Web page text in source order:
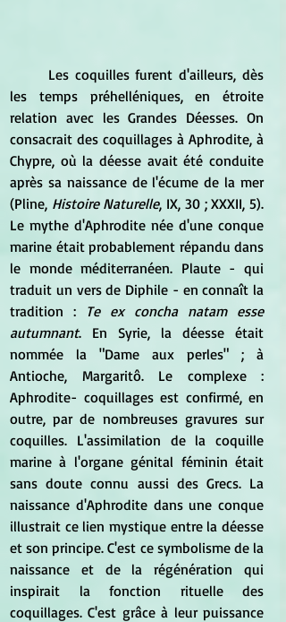
les temps préhelléniques, en étroite
relation avec les Grandes Déesses. On
consacrait des coquillages à Aphrodite, à
Chypre, où la déesse avait été conduite
après sa naissance de l'écume de la mer
(Pline, Histoire Naturelle, IX, 30 ; XXXII, 5).
Le mythe d'Aphrodite née d'une conque
marine était probablement répandu dans
le monde méditerranéen. Plaute - qui
traduit un vers de Diphile - en connaît la
tradition : Te ex concha natam esse
autumnant. En Syrie, la déesse était
nommée la "Dame aux perles" ; à
Antioche, Margaritô. Le complexe :
Aphrodite- coquillages est confirmé, en
outre, par de nombreuses gravures sur
coquilles. L'assimilation de la coquille
marine à l'organe génital féminin était
sans doute connu aussi des Grecs. La
naissance d'Aphrodite dans une conque
illustrait ce lien mystique entre la déesse
et son principe. C'est ce symbolisme de la
naissance et de la régénération qui
inspirait la fonction rituelle des
coquillages. C'est grâce à leur puissance